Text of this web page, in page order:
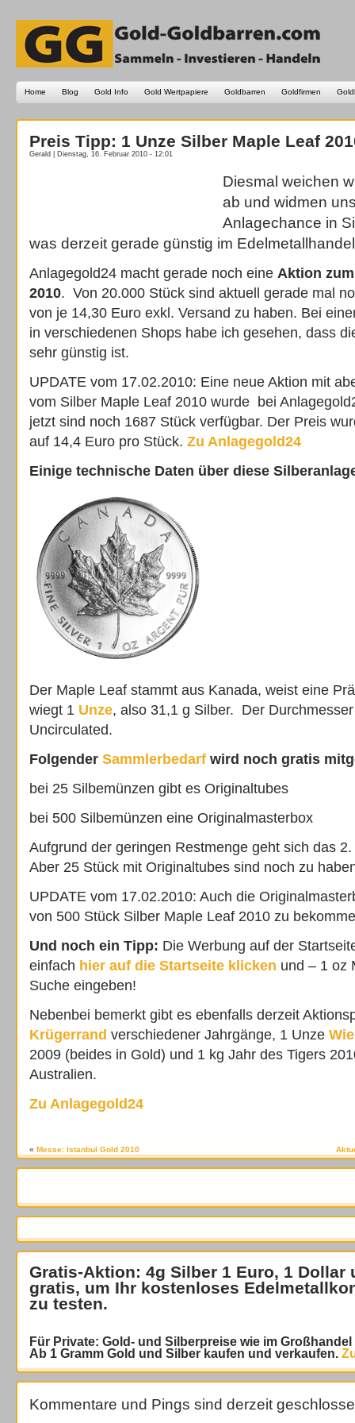
Home Blog Gold Info Gold Wertpapiere Goldbarren Goldfirmen
Preis Tipp: 1 Unze Silber Maple Leaf
Gerald | Dienstag, 16. Februar 2010 - 12:01
Diesmal weichen
ab und widmen
Anlagechance in
was derzeit gerade günstig im
Anlagegold24 macht gerade noch eine Aktion
2010. Von 20.000 Stück sind aktuell gerade mal
von je 14,30 Euro exkl. Versand zu haben. Bei
in verschiedenen Shops habe ich gesehen, dass
sehr günstig ist.
UPDATE vom 17.02.2010: Eine neue Aktion mit
vom Silber Maple Leaf 2010 wurde bei
jetzt sind noch 1687 Stück verfügbar. Der Preis
auf 14,4 Euro pro Stück. Zu Anlagegold24
Einige technische Daten über diese
Der Maple Leaf stammt aus Kanada, weist eine
wiegt 1 Unze, also 31,1 g Silber. Der
Uncirculated.
Folgender Sammlerbedarf wird noch gratis
bei 25 Silbemünzen gibt es Originaltubes
bei 500 Silbemünzen eine Originalmasterbox
Aufgrund der geringen Restmenge geht sich das
Aber 25 Stück mit Originaltubes sind noch zu
UPDATE vom 17.02.2010: Auch die
von 500 Stück Silber Maple Leaf 2010 zu
Und noch ein Tipp: Die Werbung auf der
einfach hier auf die Startseite klicken und – 1 oz
Suche eingeben!
Nebenbei bemerkt gibt es ebenfalls derzeit
Krügerrand verschiedener Jahrgänge, 1 Unze
2009 (beides in Gold) und 1 kg Jahr des Tigers
Australien.
Zu Anlagegold24
« Messe: Istanbul Gold 2010
Gratis-Aktion: 4g Silber 1 Euro, 1 Dollar
gratis, um Ihr kostenloses
zu testen.
Für Private: Gold- und Silberpreise wie im
Ab 1 Gramm Gold und Silber kaufen und verkaufen.
Kommentare und Pings sind derzeit